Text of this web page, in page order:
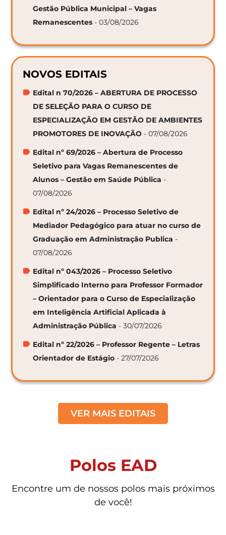
Gestão Pública Municipal – Vagas
Remanescentes - 03/08/2026
NOVOS EDITAIS
Edital n 70/2026 – ABERTURA DE PROCESSO
DE SELEÇÃO PARA O CURSO DE
ESPECIALIZAÇÃO EM GESTÃO DE AMBIENTES
PROMOTORES DE INOVAÇÃO - 07/08/2026
Edital nº 69/2026 – Abertura de Processo
Seletivo para Vagas Remanescentes de
Alunos – Gestão em Saúde Pública -
07/08/2026
Edital nº 24/2026 – Processo Seletivo de
Mediador Pedagógico para atuar no curso de
Graduação em Administração Publica -
07/08/2026
Edital nº 043/2026 – Processo Seletivo
Simplificado Interno para Professor Formador
– Orientador para o Curso de Especialização
em Inteligência Artificial Aplicada à
Administração Pública - 30/07/2026
Edital nº 22/2026 – Professor Regente – Letras
Orientador de Estágio - 27/07/2026
VER MAIS EDITAIS
Polos EAD
Encontre um de nossos polos mais próximos
de você!